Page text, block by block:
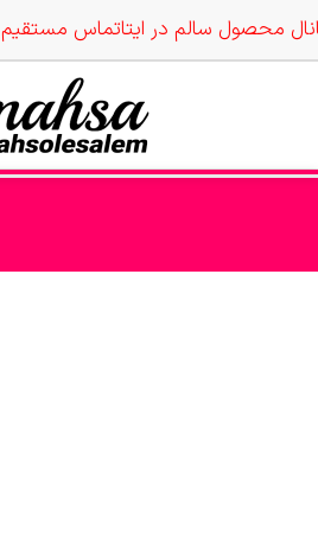
محصول سالم در ایتاتماس مستقیم 09180884852